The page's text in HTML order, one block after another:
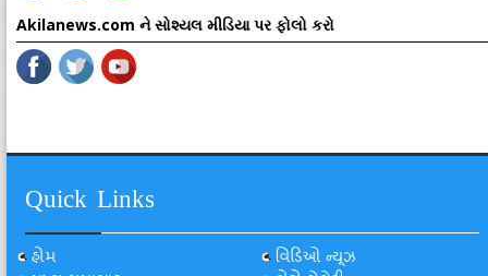
Akilanews.com ને સોશ્યલ મીડિયા પર ફોલો કરો
Quick Links
હોમ
વિડિઓ ન્યૂઝ